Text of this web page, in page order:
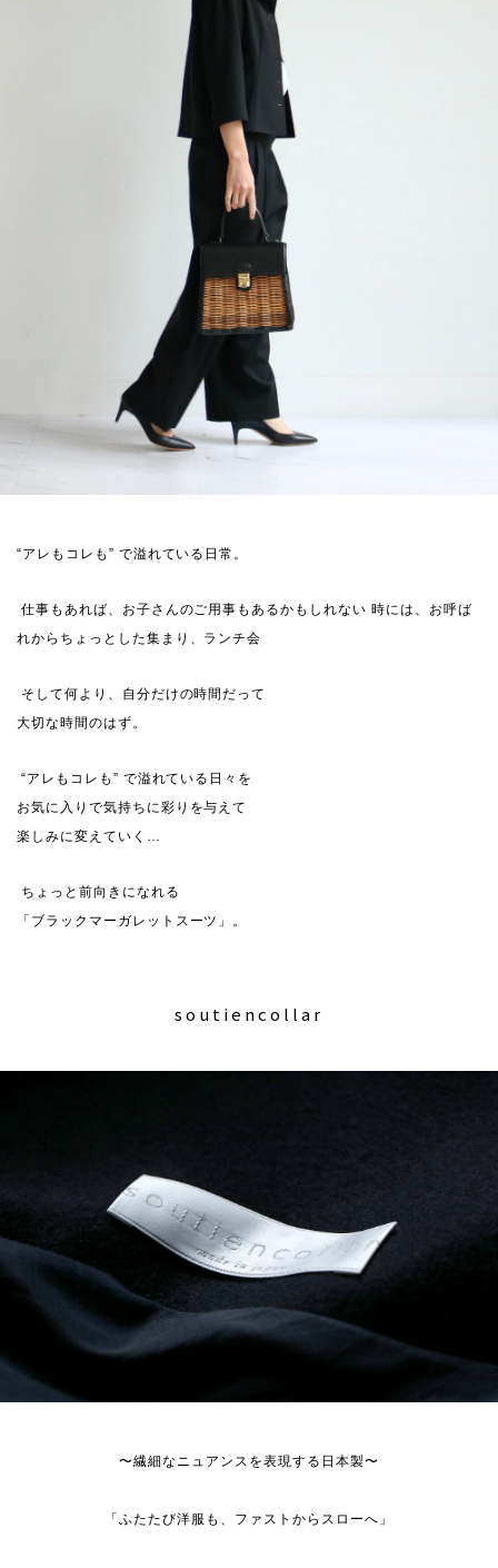
“アレもコレも” で溢れている日常。
仕事もあれば、お子さんのご用事もあるかもしれない 時には、お呼ば
れからちょっとした集まり、ランチ会
そして何より、自分だけの時間だって
大切な時間のはず。
“アレもコレも” で溢れている日々を
お気に入りで気持ちに彩りを与えて
楽しみに変えていく…
ちょっと前向きになれる
「ブラックマーガレットスーツ」。
soutiencollar
〜繊細なニュアンスを表現する日本製〜
「ふたたび洋服も、ファストからスローへ」